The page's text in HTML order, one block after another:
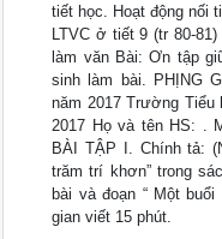
tiết học. Hoạt động nối
LTVC ở tiết 9 (tr 80-
làm văn Bài: Ơn tập
sinh làm bài. PHỊNG
năm 2017 Trường
2017 Họ và tên HS: .
BÀI TẬP I. Chính tả:
trăm trí khơn” trong
bài và đoạn “ Một
gian viết 15 phút.